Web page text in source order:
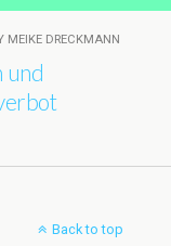
MEIKE DRECKMANN
und
Back to top